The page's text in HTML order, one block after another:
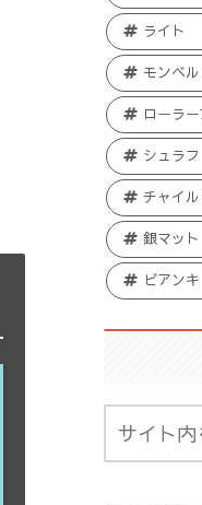
ライト
モンベル
ローラ
シュラフ
チャイ
銀マット
ビアンキ